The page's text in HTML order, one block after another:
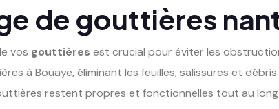
de gouttières
vos gouttières est crucial pour éviter les
à Bouaye, éliminant les feuilles, salissures et
restent propres et fonctionnelles tout au long